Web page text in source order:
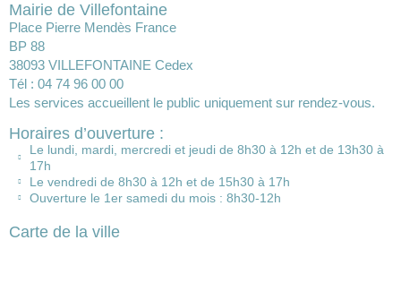
Mairie de Villefontaine
Place Pierre Mendès France
BP 88
38093 VILLEFONTAINE Cedex
Tél : 04 74 96 00 00
Les services accueillent le public uniquement sur rendez-vous.
Horaires d’ouverture :
Le lundi, mardi, mercredi et jeudi de 8h30 à 12h et de 13h30 à
17h
Le vendredi de 8h30 à 12h et de 15h30 à 17h
Ouverture le 1er samedi du mois : 8h30-12h
Carte de la ville